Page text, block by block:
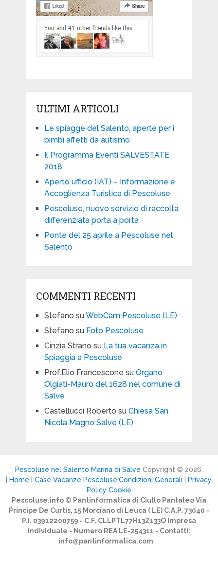
ULTIMI ARTICOLI
Le spiagge del Salento, aperte per i
bimbi affetti da autismo
Il Programma Eventi SALVESTATE
2018
Aperto ufficio (IAT) – Informazione e
Accoglienza Turistica di Pescoluse
Pescoluse, nuovo servizio di raccolta
differenziata porta a porta
Ponte del 25 aprile a Pescoluse nel
Salento
COMMENTI RECENTI
Stefano suWebCam Pescoluse (LE)
Stefano su Foto Pescoluse
Cinzia Strano su La tua vacanza in
Spiaggia a Pescoluse
Prof.Elio Francescone su Organo
Olgiati-Mauro del 1628 nel comune di
Salve
Castellucci Roberto su Chiesa San
Nicola Magno Salve (LE)
Pescoluse nel Salento Marina di Salve Copyright © 2026.
Home |Case Vacanze Pescoluse |Condizioni Generali
Privacy
Policy Cookie
Pescoluse.info © Pantinformatica di Ciullo Pantaleo Via
Principe De Curtis, 15 Morciano di Leuca ( LE) C.A.P. 73040 -
P.I. 03912200759 - C.F. CLLPTL77H13Z133O Impresa
individuale - Numero REA LE-254311 - Contatti:
info@pantinformatica.com